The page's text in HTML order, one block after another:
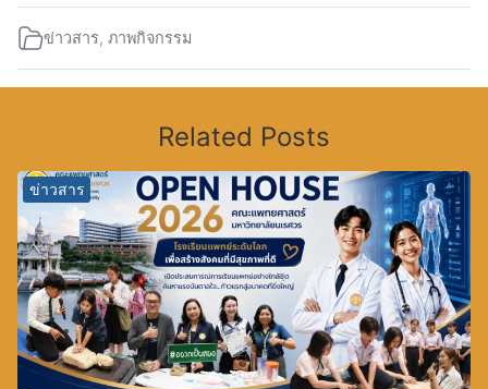
ข่าวสาร, ภาพกิจกรรม
Related Posts
ข่าวสาร